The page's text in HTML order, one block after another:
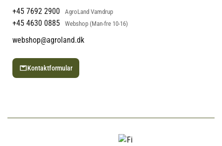
+45 7692 2900
AgroLand Vamdrup
+45 4630 0885 Webshop (Man-fre 10-16)
webshop@agroland.dk
Kontaktformular